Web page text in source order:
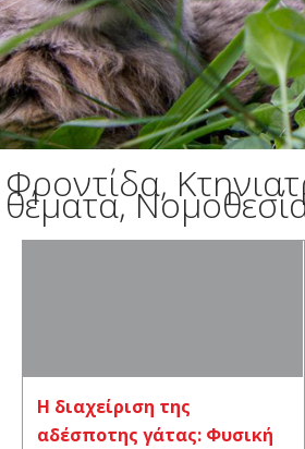
Φροντίδα,
θέματα,
Η διαχείριση της
αδέσποτης γάτας: Φυσική